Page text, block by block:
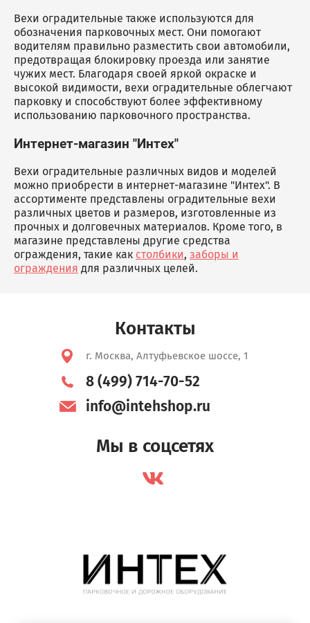
Вехи оградительные также используются для
обозначения парковочных мест. Они помогают
водителям правильно разместить свои автомобили,
предотвращая блокировку проезда или занятие
чужих мест. Благодаря своей яркой окраске и
высокой видимости, вехи оградительные облегчают
парковку и способствуют более эффективному
использованию парковочного пространства.
Интернет-магазин "Интех"
Вехи оградительные различных видов и моделей
можно приобрести в интернет-магазине "Интех". В
ассортименте представлены оградительные вехи
различных цветов и размеров, изготовленные из
прочных и долговечных материалов. Кроме того, в
магазине представлены другие средства
ограждения, такие как столбики, заборы и
ограждения для различных целей.
Контакты
г. Москва, Алтуфьевское шоссе, 1
8 (499) 714-70-52
info@intehshop.ru
Мы в соцсетях